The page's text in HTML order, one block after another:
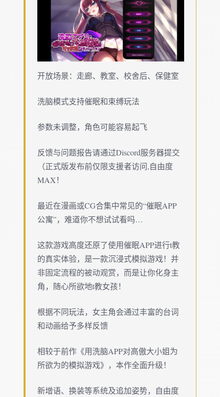
开放场景：走廊、教室、校舍后、保健室
洗脑模式支持催眠和束缚玩法
参数未调整，角色可能容易起飞
反馈与问题报告请通过Discord服务器提交
（正式版发布前仅限支援者访问,自由度
MAX！
最近在漫画或CG合集中常见的“催眠APP
公寓”，难道你不想试试看吗…
这款游戏高度还原了使用催眠APP进行t教
的真实体验，是一款沉浸式模拟游戏！并
非固定流程的被动观赏，而是让你化身主
角，随心所欲地t教女孩！
根据不同玩法，女主角会通过丰富的台词
和动画给予多样反馈
相较于前作《用洗脑APP对高傲大小姐为
所欲为的模拟游戏》，本作全面升级！
新增语、换装等系统及追加姿势，自由度